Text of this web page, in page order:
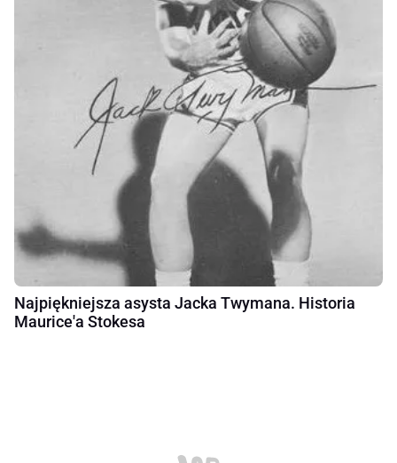
Najpiękniejsza asysta Jacka Twymana. Historia
Maurice'a Stokesa